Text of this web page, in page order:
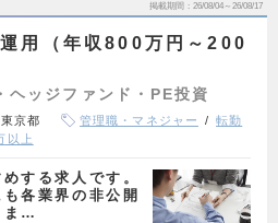
掲載期間 26/08/04～26/08/17
用（年収800万円～200
ヘッジファンド・PE投資
東京都 管理職・マネジャー
転勤
以上
する求人です。
各業界の非公開
ま…